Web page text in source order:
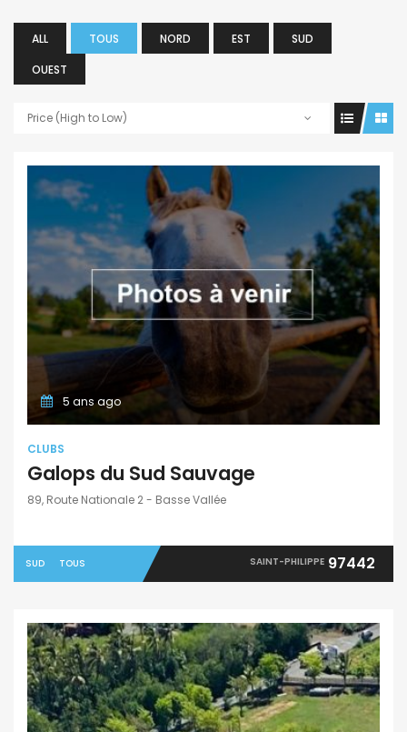
ALL TOUS NORD EST
SUD
OUEST
Price (High to Low)
5 ans ago
CLUBS
Galops du Sud Sauvage
89, Route Nationale 2 - Basse Vallée
SUD TOUS SAINT-PHILIPPE 97442